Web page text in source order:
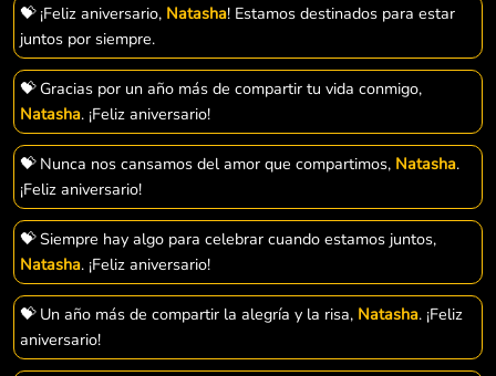
💝 ¡Feliz aniversario, Natasha! Estamos destinados para estar
juntos por siempre.
💝 Gracias por un año más de compartir tu vida conmigo,
Natasha. ¡Feliz aniversario!
💝 Nunca nos cansamos del amor que compartimos, Natasha.
¡Feliz aniversario!
💝 Siempre hay algo para celebrar cuando estamos juntos,
Natasha. ¡Feliz aniversario!
💝 Un año más de compartir la alegría y la risa, Natasha. ¡Feliz
aniversario!